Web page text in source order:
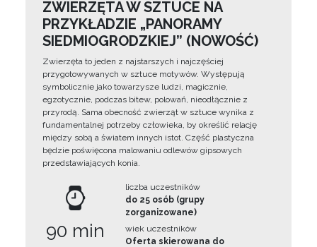
ZWIERZĘTA W SZTUCE NA
PRZYKŁADZIE „PANORAMY
SIEDMIOGRODZKIEJ” (NOWOŚĆ)
Zwierzęta to jeden z najstarszych i najczęściej
przygotowywanych w sztuce motywów. Występują
symbolicznie jako towarzysze ludzi, magicznie,
egzotycznie, podczas bitew, polowań, nieodłącznie z
przyrodą. Sama obecność zwierząt w sztuce wynika z
fundamentalnej potrzeby człowieka, by określić relację
między sobą a światem innych istot. Część plastyczna
będzie poświęcona malowaniu odlewów gipsowych
przedstawiających konia.
90 min
liczba uczestników
do 25 osób (grupy
zorganizowane)
wiek uczestników
Oferta skierowana do